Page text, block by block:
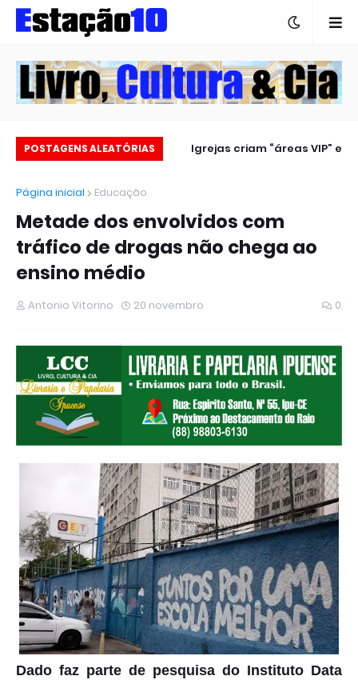
POSTAGENS ALEATÓRIAS
Igrejas criam “áreas VIP” e
10 no carnaval 2025
Página inicial Educação
Metade dos envolvidos com
tráfico de drogas não chega ao
ensino médio
Antonio Vitorino 20 novembro 0
Dado faz parte de pesquisa do Instituto Data